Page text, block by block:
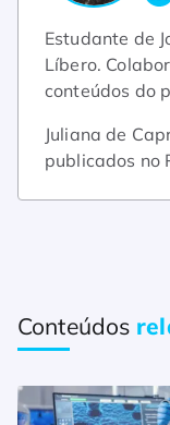
Estudante de
Líbero.
conteúdos do
Juliana de
publicados no
Conteúdos